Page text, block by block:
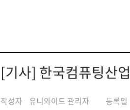
[기사] 한국컴퓨팅산
작성자 유니와이드 관리자 등록일